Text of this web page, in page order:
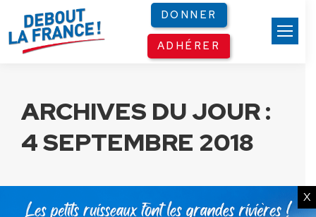
DONNER
ADHÉRER
ARCHIVES DU JOUR :
4 SEPTEMBRE 2018
X
Panneau de gestion des cookies